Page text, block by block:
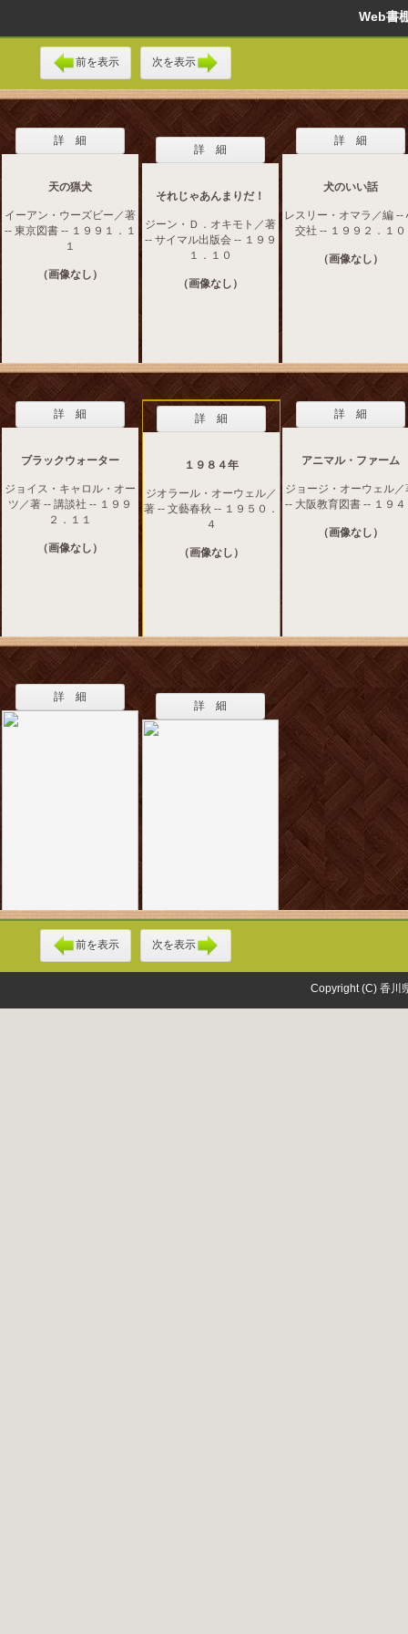
Web
前を表示 次を表示
詳 細
天の猟犬
イーアン・ウーズビー／著
-- 東京図書 -- １９９１．１
１
（画像なし）
詳 細
それじゃあんまりだ！
ジーン・Ｄ．オキモト／著
-- サイマル出版会 -- １９９
１．１０
（画像なし）
詳 細
犬のいい話
レスリー・オマラ／編 --
交社 -- １９９２．１０
（画像なし）
詳 細
ブラックウォーター
ジョイス・キャロル・オー
ツ／著 -- 講談社 -- １９９
２．１１
（画像なし）
詳 細
１９８４年
ジオラール・オーウェル／
著 -- 文藝春秋 -- １９５０．
４
（画像なし）
詳 細
アニマル・ファーム
ジョージ・オーウェル／
-- 大阪教育図書 -- １９４
（画像なし）
詳 細
詳 細
前を表示 次を表示
Copyright (C) 香川